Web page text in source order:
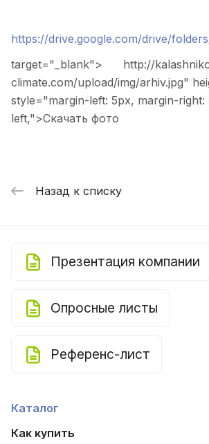
https://drive.google.com/drive/
target="_blank">
http://
climate.com/upload/img/arhiv.jpg"
style="margin-left: 5px, margin-right:
left,">Скачать фото
Назад к списку
Презентация компании
Опросные листы
Референс-лист
Каталог
Как купить